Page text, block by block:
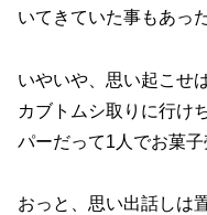
いてきていた事もあっ
いやいや、思い起こせ
カブトムシ取りに行け
パーだって1人でお菓子
おっと、思い出話しは